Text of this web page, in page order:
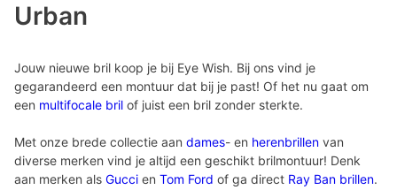
Urban
Jouw nieuwe bril koop je bij Eye Wish. Bij ons vind je
gegarandeerd een montuur dat bij je past! Of het nu gaat om
een multifocale bril of juist een bril zonder sterkte.
Met onze brede collectie aan dames- en herenbrillen van
diverse merken vind je altijd een geschikt brilmontuur! Denk
aan merken als Gucci en Tom Ford of ga direct Ray Ban brillen.